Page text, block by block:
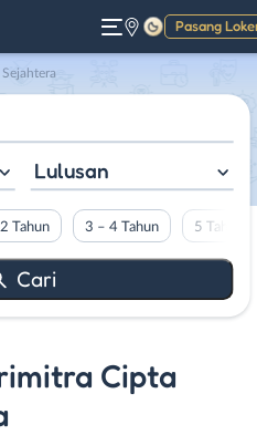
Pasang
Gelap
Lulusan
Tahun 3 – 4 Tahun 5 Tahun
Cipta